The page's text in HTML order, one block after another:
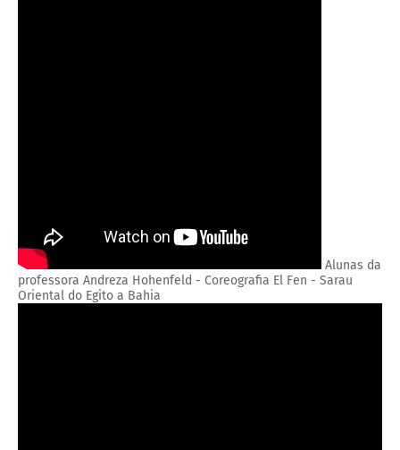
Alunas da
professora Andreza Hohenfeld - Coreografia El Fen - Sarau
Oriental do Egito a Bahia